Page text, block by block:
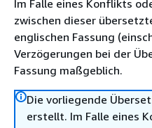
Im Falle eines Konflikts
zwischen dieser
englischen Fassung
Verzögerungen bei der
Fassung maßgeblich.
Die vorliegende
erstellt. Im Falle eines